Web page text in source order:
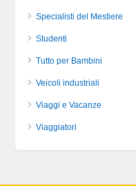
Specialisti del Mestiere
Studenti
Tutto per Bambini
Veicoli industriali
Viaggi e Vacanze
Viaggiatori